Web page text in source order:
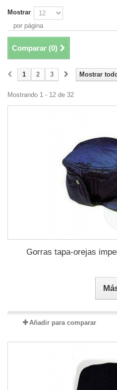
Mostrar
por página
Comparar (0)
Mostrar
1 2 3
Mostrando 1 - 12 de 32
Gorras tapa-orejas
Añadir para comparar